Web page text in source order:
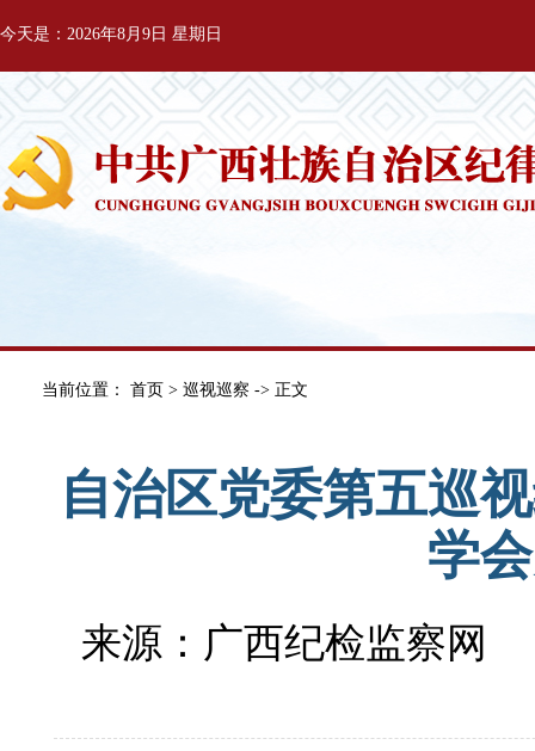
今天是：2026年8月9日 星期日
当前位置： 首页 > 巡视巡察 -> 正文
自治区党委第五巡
学
来源：广西纪检监察网